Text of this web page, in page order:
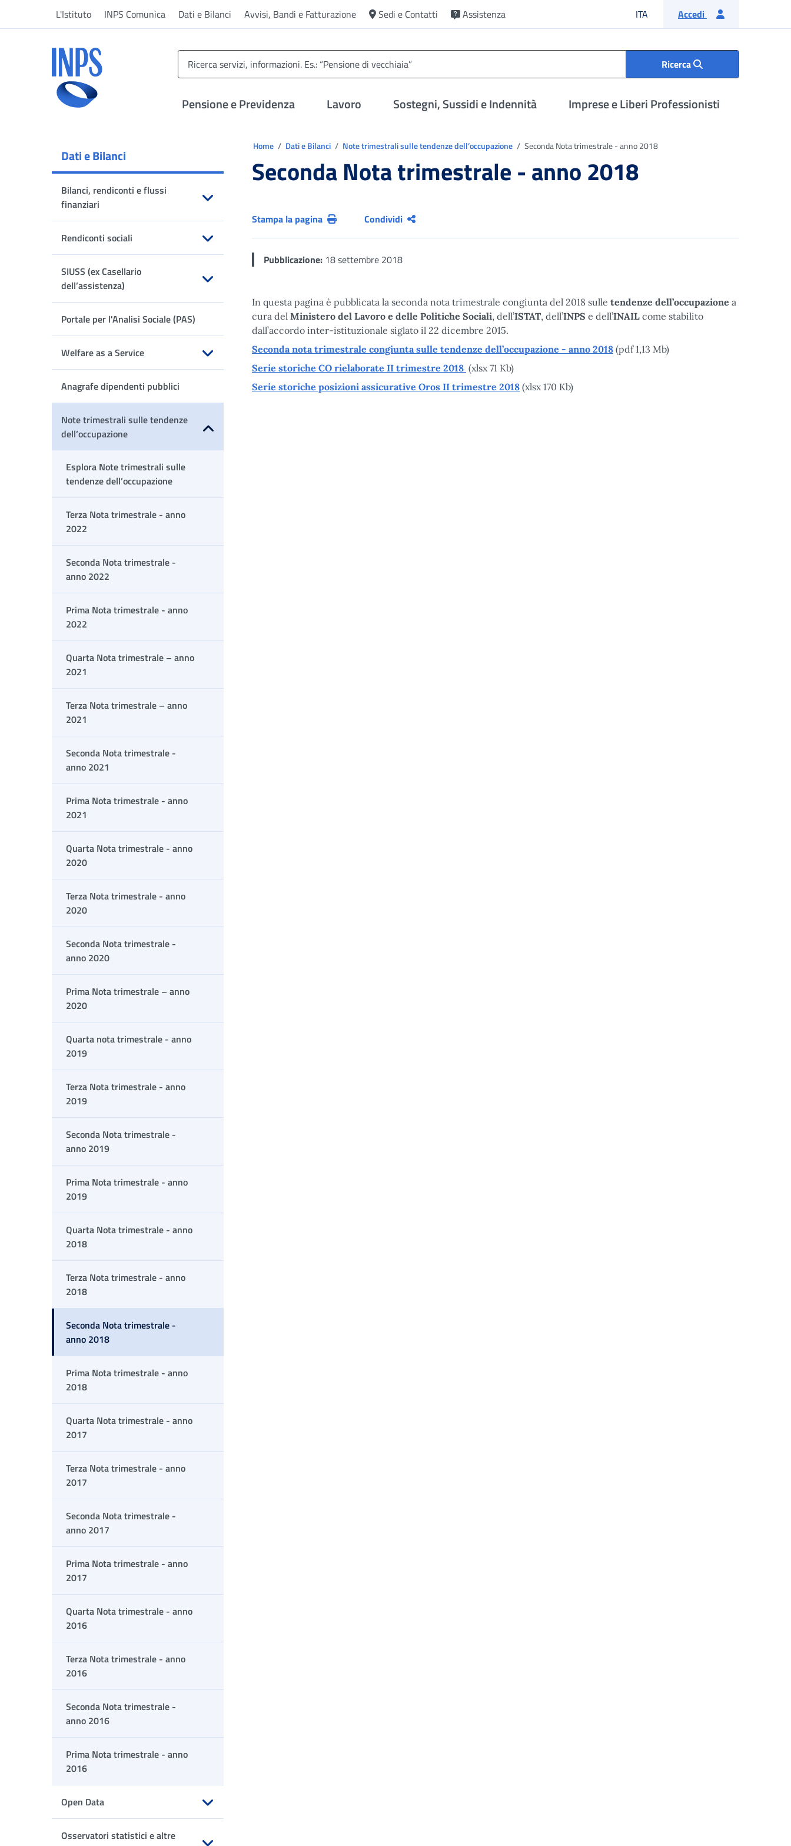
L'Istituto INPS Comunica Dati e Bilanci Avvisi, Bandi e Fatturazione Sedi e Contatti Assistenza ITA Lingua italiana
Accedi
Ricerca
Pensione e Previdenza Lavoro Sostegni, Sussidi e Indennità Imprese e Liberi Professionisti
Dati e Bilanci
Bilanci, rendiconti e flussi
finanziari
Apri sottomenu
Rendiconti sociali
Apri sottomenu
SIUSS (ex Casellario
dell’assistenza)
Apri sottomenu
Portale per l'Analisi Sociale (PAS)
Welfare as a Service
Apri sottomenu
Anagrafe dipendenti pubblici
Note trimestrali sulle tendenze
dell’occupazione
Apri sottomenu
Esplora Note trimestrali sulle
tendenze dell’occupazione
Terza Nota trimestrale - anno
2022
Seconda Nota trimestrale -
anno 2022
Prima Nota trimestrale - anno
2022
Quarta Nota trimestrale – anno
2021
Terza Nota trimestrale – anno
2021
Seconda Nota trimestrale -
anno 2021
Prima Nota trimestrale - anno
2021
Quarta Nota trimestrale - anno
2020
Terza Nota trimestrale - anno
2020
Seconda Nota trimestrale -
anno 2020
Prima Nota trimestrale – anno
2020
Quarta nota trimestrale - anno
2019
Terza Nota trimestrale - anno
2019
Seconda Nota trimestrale -
anno 2019
Prima Nota trimestrale - anno
2019
Quarta Nota trimestrale - anno
2018
Terza Nota trimestrale - anno
2018
Seconda Nota trimestrale -
anno 2018
Prima Nota trimestrale - anno
2018
Quarta Nota trimestrale - anno
2017
Terza Nota trimestrale - anno
2017
Seconda Nota trimestrale -
anno 2017
Prima Nota trimestrale - anno
2017
Quarta Nota trimestrale - anno
2016
Terza Nota trimestrale - anno
2016
Seconda Nota trimestrale -
anno 2016
Prima Nota trimestrale - anno
2016
Open Data
Apri sottomenu
Osservatori statistici e altre
Home Dati e Bilanci Note trimestrali sulle tendenze dell’occupazione Seconda Nota trimestrale - anno 2018
Seconda Nota trimestrale - anno 2018
Stampa la pagina Condividi
Pubblicazione: 18 settembre 2018
In questa pagina è pubblicata la seconda nota trimestrale congiunta del 2018 sulle tendenze dell’occupazione a
cura del Ministero del Lavoro e delle Politiche Sociali, dell’ISTAT, dell’INPS e dell’INAIL come stabilito
dall’accordo inter-istituzionale siglato il 22 dicembre 2015.
Seconda nota trimestrale congiunta sulle tendenze dell’occupazione - anno 2018 (pdf 1,13 Mb)
Serie storiche CO rielaborate II trimestre 2018 (xlsx 71 Kb)
Serie storiche posizioni assicurative Oros II trimestre 2018 (xlsx 170 Kb)